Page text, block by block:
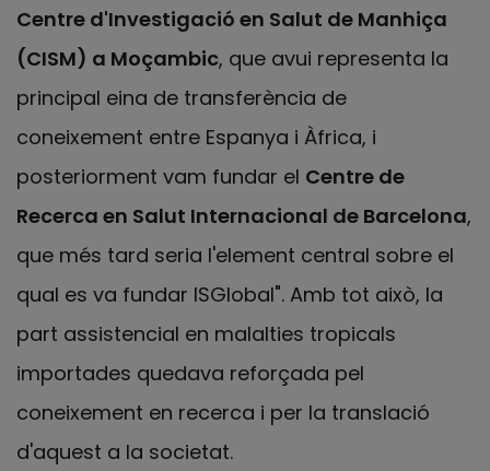
Centre d'Investigació en Salut de Manhiça
(CISM) a Moçambic, que avui representa la
principal eina de transferència de
coneixement entre Espanya i Àfrica, i
posteriorment vam fundar el Centre de
Recerca en Salut Internacional de Barcelona,
que més tard seria l'element central sobre el
qual es va fundar ISGlobal". Amb tot això, la
part assistencial en malalties tropicals
importades quedava reforçada pel
coneixement en recerca i per la translació
d'aquest a la societat.